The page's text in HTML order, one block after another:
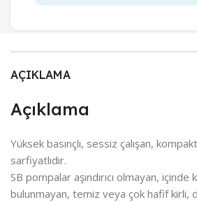
AÇIKLAMA
Açıklama
Yüksek basınçlı, sessiz çalışan,
sarfiyatlıdır.
SB pompalar aşındırıcı olmayan, içinde
bulunmayan, temiz veya çok hafif kirli,